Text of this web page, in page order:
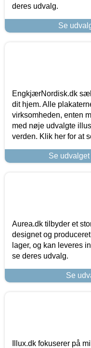
deres udvalg.
Se
EngkjærNordisk.dk
dit hjem. Alle
virksomheden, enten
med nøje udvalgte
verden. Klik her for at
Se
Aurea.dk tilbyder et
designet og
lager, og kan leveres
se deres udvalg.
Se
Illux.dk fokuserer på